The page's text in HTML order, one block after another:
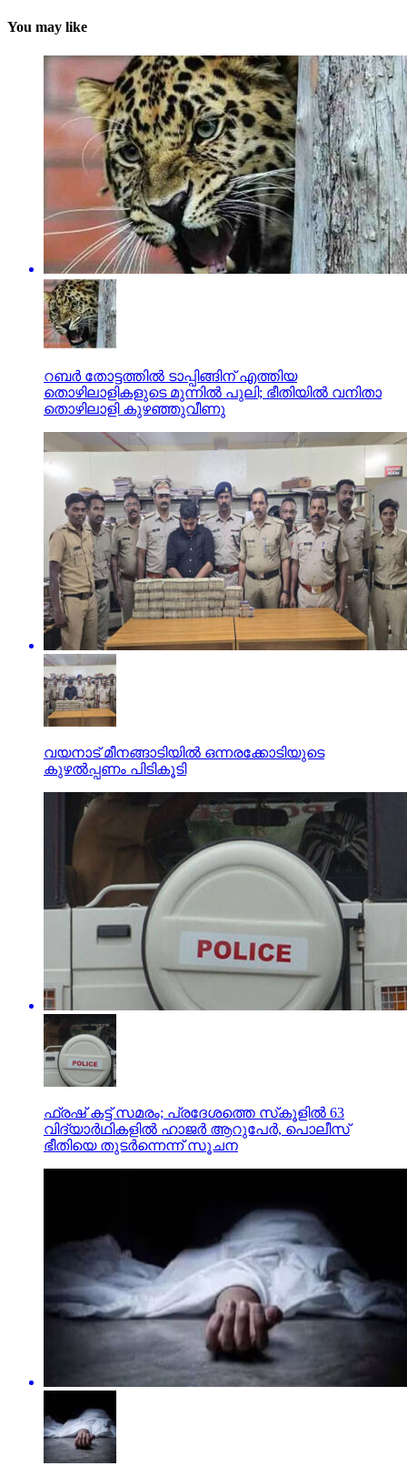
You may like
റബര്‍ തോട്ടത്തില്‍ ടാപ്പിങ്ങിന് എത്തിയ
തൊഴിലാളികളുടെ മുന്നില്‍ പുലി; ഭീതിയില്‍ വനിതാ
തൊഴിലാളി കുഴഞ്ഞുവീണു
വയനാട് മീനങ്ങാടിയില്‍ ഒന്നരക്കോടിയുടെ
കുഴല്‍പ്പണം പിടികൂടി
ഫ്രഷ് കട്ട് സമരം; പ്രദേശത്തെ സ്‌കൂളില്‍ 63
വിദ്യാര്‍ഥികളില്‍ ഹാജര്‍ ആറുപേര്‍, പൊലീസ്
ഭീതിയെ തുടര്‍ന്നെന്ന് സൂചന